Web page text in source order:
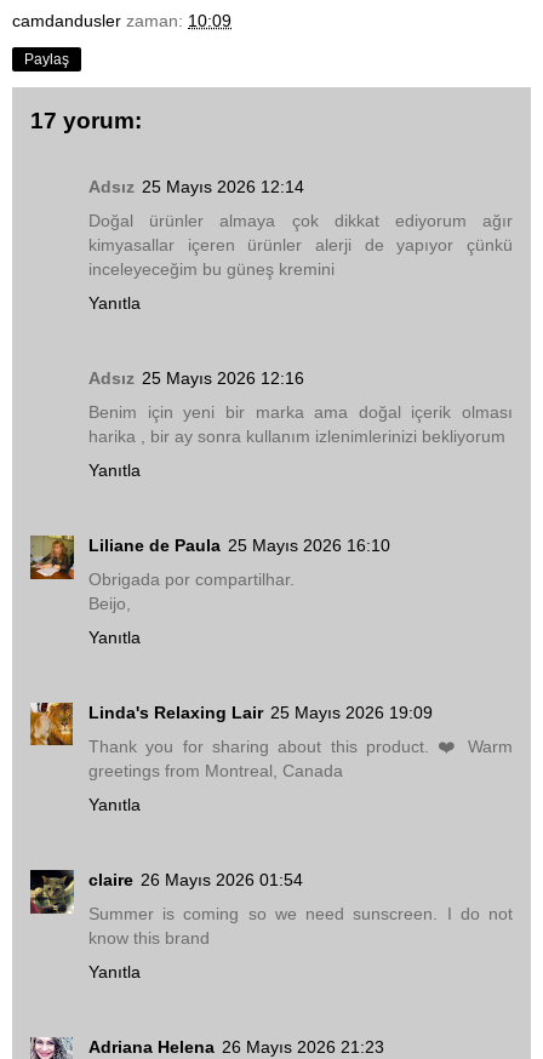
camdandusler zaman: 10:09
Paylaş
17 yorum:
Adsız 25 Mayıs 2026 12:14
Doğal ürünler almaya çok dikkat ediyorum ağır
kimyasallar içeren ürünler alerji de yapıyor çünkü
inceleyeceğim bu güneş kremini
Yanıtla
Adsız 25 Mayıs 2026 12:16
Benim için yeni bir marka ama doğal içerik olması
harika , bir ay sonra kullanım izlenimlerinizi bekliyorum
Yanıtla
Liliane de Paula 25 Mayıs 2026 16:10
Obrigada por compartilhar.
Beijo,
Yanıtla
Linda's Relaxing Lair 25 Mayıs 2026 19:09
Thank you for sharing about this product. ❤️ Warm
greetings from Montreal, Canada
Yanıtla
claire 26 Mayıs 2026 01:54
Summer is coming so we need sunscreen. I do not
know this brand
Yanıtla
Adriana Helena 26 Mayıs 2026 21:23